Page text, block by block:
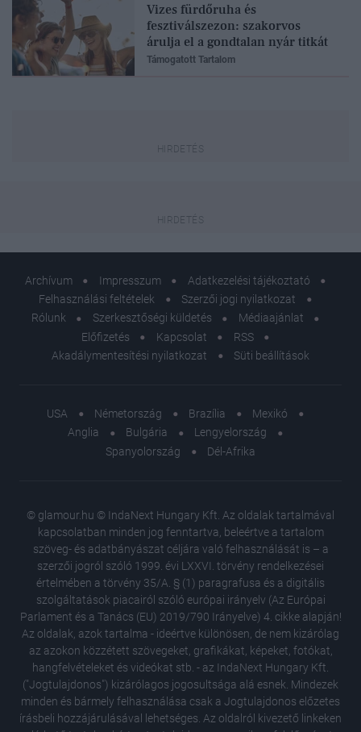
Vizes fürdőruha és
fesztiválszezon: szakorvos
árulja el a gondtalan nyár titkát
Támogatott Tartalom
Archívum Impresszum
Adatkezelési tájékoztató
Felhasználási feltételek
Szerzői jogi nyilatkozat
Rólunk
Szerkesztőségi küldetés
Médiaajánlat
Előfizetés
Kapcsolat
RSS
Akadálymentesítési nyilatkozat
Süti beállítások
USA Németország Brazília
Mexikó
Anglia
Bulgária
Lengyelország
Spanyolország
Dél-Afrika
© glamour.hu © IndaNext Hungary Kft. Az oldalak tartalmával
kapcsolatban minden jog fenntartva, beleértve a tartalom
szöveg- és adatbányászat céljára való felhasználását is – a
szerzői jogról szóló 1999. évi LXXVI. törvény rendelkezései
értelmében a törvény 35/A. § (1) paragrafusa és a digitális
szolgáltatások piacairól szóló európai irányelv (Az Európai
Parlament és a Tanács (EU) 2019/790 Irányelve) 4. cikke alapján!
Az oldalak, azok tartalma - ideértve különösen, de nem kizárólag
az azokon közzétett szövegeket, grafikákat, képeket, fotókat,
hangfelvételeket és videókat stb. - az IndaNext Hungary Kft.
("Jogtulajdonos") kizárólagos jogosultsága alá esnek. Mindezek
minden és bármely felhasználása csak a Jogtulajdonos előzetes
írásbeli hozzájárulásával lehetséges. Az oldalról kivezető linkeken